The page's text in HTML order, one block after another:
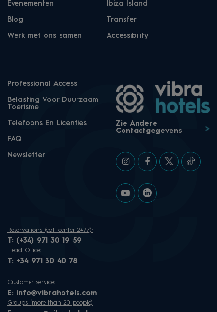
Evenementen Ibiza Island
Blog Transfer
Werk met ons samen Accessibility
Professional Access
Belasting Voor Duurzaam
Toerisme
Telefoons En Licenties
FAQ
Newsletter
Zie Andere
Contactgegevens
Reservations (call center 24/7):
T: (+34) 971 30 19 59
Head Office:
T: +34 971 30 40 78
Customer service:
E: info@vibrahotels.com
Groups (more than 20 people):